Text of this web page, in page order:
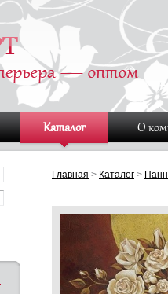
Каталог О
Главная > Каталог >